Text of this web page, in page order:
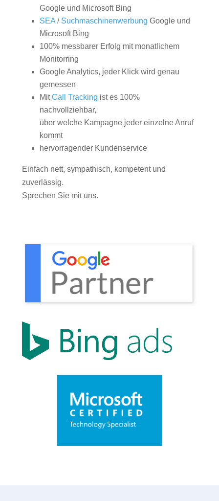
Google und Microsoft Bing
SEA/ Suchmaschinenwerbung Google und
Microsoft Bing
100% messbarer Erfolg mit monatlichem
Monitorring
Google Analytics, jeder Klick wird genau
gemessen
MitCall Tracking ist es 100%
nachvollziehbar,
über welche Kampagne jeder einzelne Anruf
kommt
hervorragender Kundenservice
Einfach nett, sympathisch, kompetent und
zuverlässig.
Sprechen Sie mit uns.